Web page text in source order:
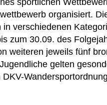
sportlichen
organisiert.
in verschiedenen
zum 30.09. des
weiteren jeweils fünf
gelten